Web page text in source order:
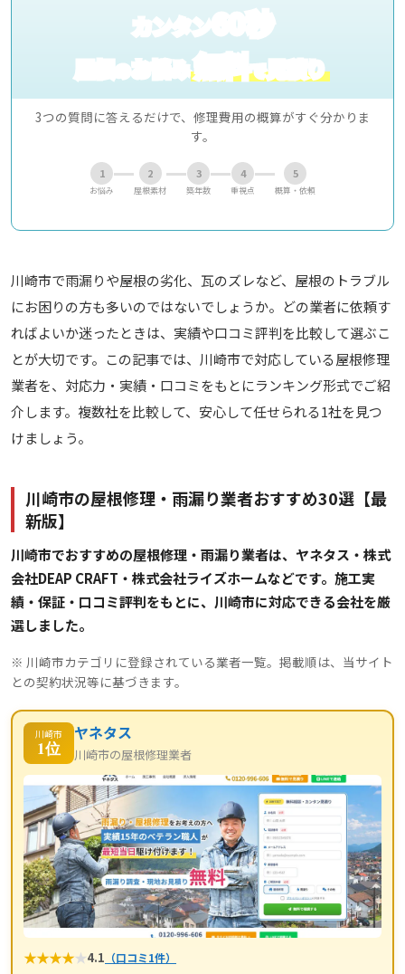
カンタン60秒
屋根のお悩み無料で見積り
3つの質問に答えるだけで、修理費用の概算がすぐ分かりま
す。
1
お悩み
2
屋根素材
3
築年数
4
重視点
5
概算・依頼
川崎市で雨漏りや屋根の劣化、瓦のズレなど、屋根のトラブル
にお困りの方も多いのではないでしょうか。どの業者に依頼す
ればよいか迷ったときは、実績や口コミ評判を比較して選ぶこ
とが大切です。この記事では、川崎市で対応している屋根修理
業者を、対応力・実績・口コミをもとにランキング形式でご紹
介します。複数社を比較して、安心して任せられる1社を見つ
けましょう。
川崎市の屋根修理・雨漏り業者おすすめ30選【最
新版】
川崎市でおすすめの屋根修理・雨漏り業者は、ヤネタス・株式
会社DEAP CRAFT・株式会社ライズホームなどです。施工実
績・保証・口コミ評判をもとに、川崎市に対応できる会社を厳
選しました。
※ 川崎市カテゴリに登録されている業者一覧。掲載順は、当サイト
との契約状況等に基づきます。
川崎市
1位
ヤネタス
川崎市の屋根修理業者
★★★★★4.1 （口コミ1件）